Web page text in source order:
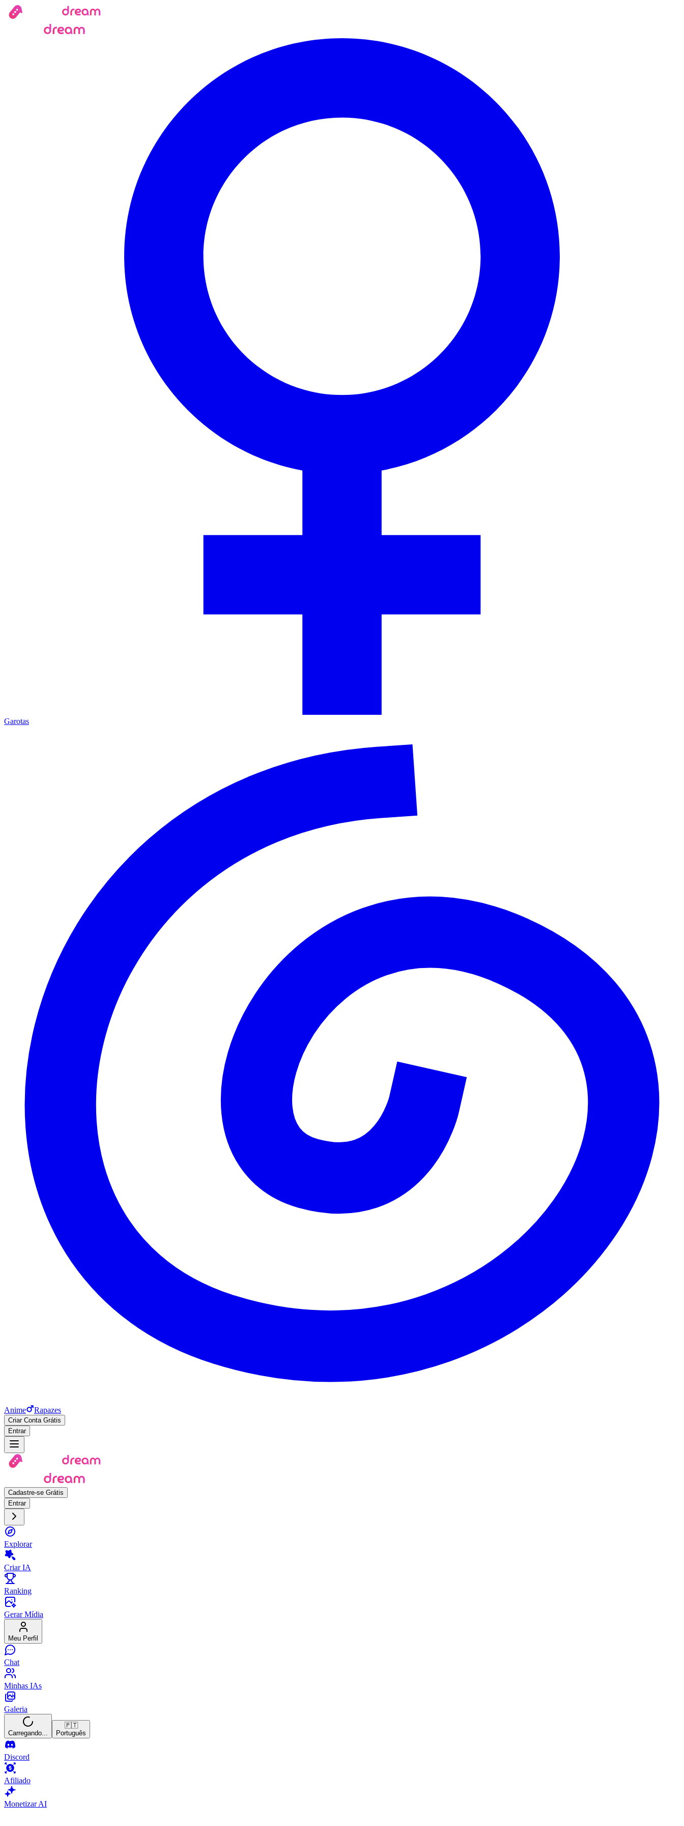
Garotas
Anime Rapazes
Criar Conta Grátis
Entrar
Cadastre-se Grátis
Entrar
Explorar
Criar IA
Ranking
Gerar Mídia
Meu Perfil
Chat
Minhas IAs
Galeria
Carregando...
🇵🇹
Português
Discord
Afiliado
Monetizar AI